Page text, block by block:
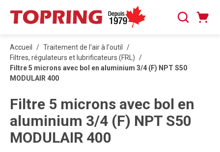
PASSER AU CONTENU PRINCIPAL
Recherche
Accueil / Traitement de l'air à l'outil
/
Filtres, régulateurs et lubrificateurs (FRL) /
Filtre 5 microns avec bol en aluminium 3/4 (F) NPT S50
MODULAIR 400
Filtre 5 microns avec bol en
aluminium 3/4 (F) NPT S50
MODULAIR 400